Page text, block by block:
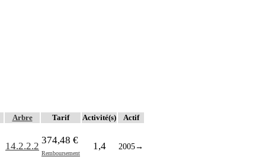
Arbre Tarif Activité(s) Actif
14.2.2.2
374,48 €
Remboursement
1,4 2005→